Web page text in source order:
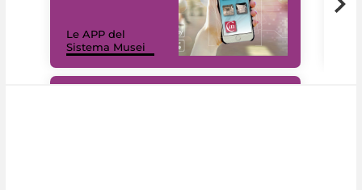
Le APP del
Sistema Musei